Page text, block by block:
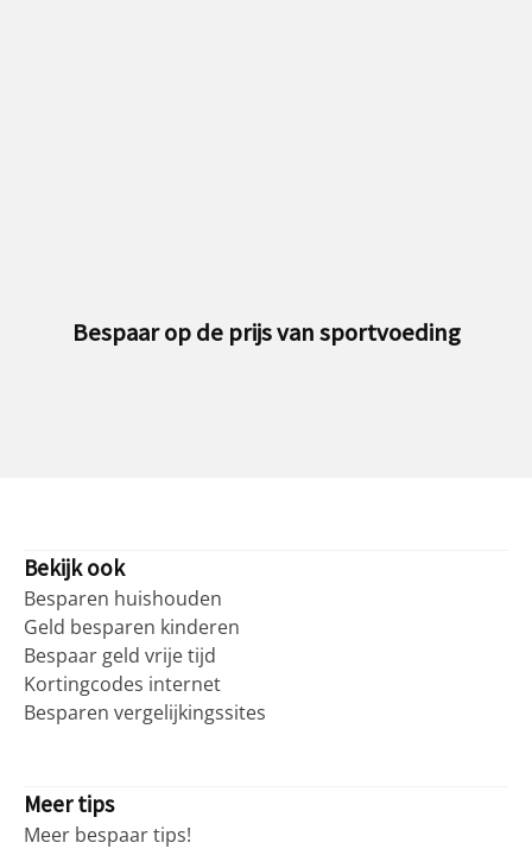
op de prijs van sportvoeding
Bekijk ook
Besparen huishouden
Geld besparen kinderen
Bespaar geld vrije tijd
Kortingcodes internet
Besparen vergelijkingssites
Meer tips
Meer bespaar tips!